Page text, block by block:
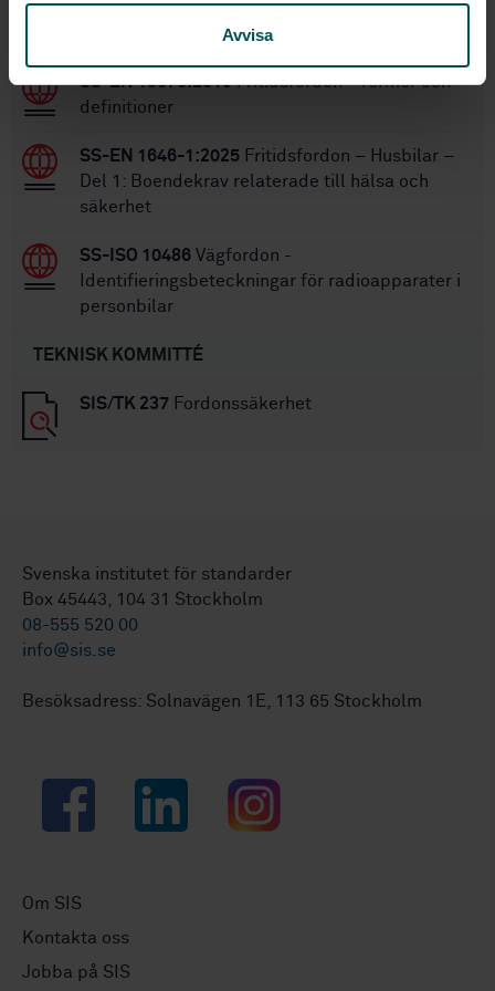
Avvisa
SS-EN 13878:2019Fritidsfordon - Termer och
definitioner
SS-EN 1646-1:2025 Fritidsfordon – Husbilar –
Del 1: Boendekrav relaterade till hälsa och
säkerhet
SS-ISO 10486 Vägfordon -
Identifieringsbeteckningar för radioapparater i
personbilar
TEKNISK KOMMITTÉ
SIS/TK 237 Fordonssäkerhet
Svenska institutet för standarder
Box 45443, 104 31 Stockholm
08-555 520 00
info@sis.se
Besöksadress: Solnavägen 1E, 113 65 Stockholm
Facebook LinkedIn Instagram
Om SIS
Kontakta oss
Jobba på SIS